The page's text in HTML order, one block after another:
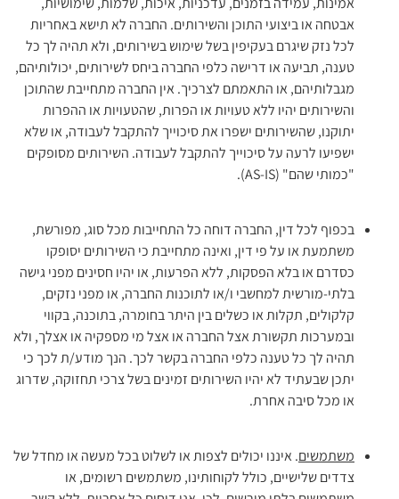
אבטחה או ביצועי התוכן והשירותים. החברה לא תישא באחריות
לכל נזק שיגרם בעקיפין בשל שימוש בשירותים, ולא תהיה לך כל
טענה, תביעה או דרישה כלפי החברה ביחס לשירותים, יכולותיהם,
מגבלותיהם, או התאמתם לצרכיך. אין החברה מתחייבת שהתוכן
והשירותים יהיו ללא טעויות או הפרות, שהטעויות או ההפרות
יתוקנו, שהשירותים ישפרו את סיכוייך להתקבל לעבודה, או שלא
ישפיעו לרעה על סיכוייך להתקבל לעבודה. השירותים מסופקים
"כמותי שהם" (AS-IS).
בכפוף לכל דין, החברה דוחה כל התחייבות מכל סוג, מפורשת,
משתמעת או על פי דין, ואינה מתחייבת כי השירותים יסופקו
כסדרם או בלא הפסקות, ללא הפרעות, או יהיו חסינים מפני גישה
בלתי-מורשית למחשבי ו/או לתוכנות החברה, או מפני נזקים,
קלקולים, תקלות או כשלים בין היתר בחומרה, בתוכנה, בקווי
ובמערכות תקשורת אצל החברה או אצל מי מספקיה או אצלך, ולא
תהיה לך כל טענה כלפי החברה בקשר לכך. הנך מודע/ת לכך כי
יתכן שבעתיד לא יהיו השירותים זמינים בשל צרכי תחזוקה, שדרוג
או מכל סיבה אחרת.
משתמשים. איננו יכולים לצפות או לשלוט בכל מעשה או מחדל של
צדדים שלישיים, כולל לקוחותינו, משתמשים רשומים, או